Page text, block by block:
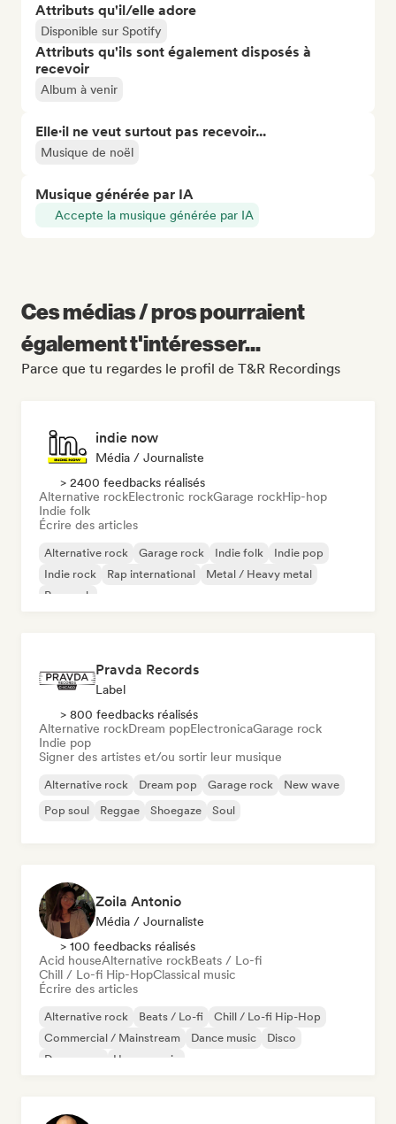
Attributs qu'il/elle adore
Disponible sur Spotify
Attributs qu'ils sont également disposés à
recevoir
Album à venir
Elle·il ne veut surtout pas recevoir...
Musique de noël
Musique générée par IA
Accepte la musique générée par IA
Ces médias / pros pourraient
également t'intéresser...
Parce que tu regardes le profil de T&R Recordings
indie now
Média / Journaliste
> 2400 feedbacks réalisés
Alternative rockElectronic rockGarage rockHip-hop
Indie folk
Écrire des articles
Alternative rock Garage rock Indie folk
Indie pop
Indie rock
Rap international
Metal / Heavy metal
Pop rock
Pravda Records
Label
> 800 feedbacks réalisés
Alternative rockDream popElectronicaGarage rock
Indie pop
Signer des artistes et/ou sortir leur musique
Alternative rock Dream pop Garage rock
New wave
Pop soul
Reggae Shoegaze Soul
Zoila Antonio
Média / Journaliste
> 100 feedbacks réalisés
Acid houseAlternative rockBeats / Lo-fi
Chill / Lo-fi Hip-HopClassical music
Écrire des articles
Alternative rock Beats / Lo-fi
Chill / Lo-fi Hip-Hop
Commercial / Mainstream
Dance music
Disco
Dream pop
House music